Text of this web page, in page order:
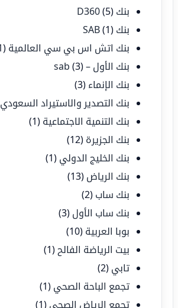
بنك D360 (5)
بنك SAB (1)
بنك اتش اس بي سي العالمية (1)
بنك الأول – sab(3)
بنك الإنماء (3)
بنك التصدير والاستيراد السعودي
بنك التنمية الاجتماعية (1)
بنك الجزيرة (12)
بنك الخليج الدولي (1)
بنك الرياض (13)
بنك ساب (2)
بنك ساب الأول (3)
بوبا العربية (10)
بيت الرياضة الفالح (1)
تابي (2)
تجمع الباحة الصحي (1)
تجمع الرياض الصحي (1)